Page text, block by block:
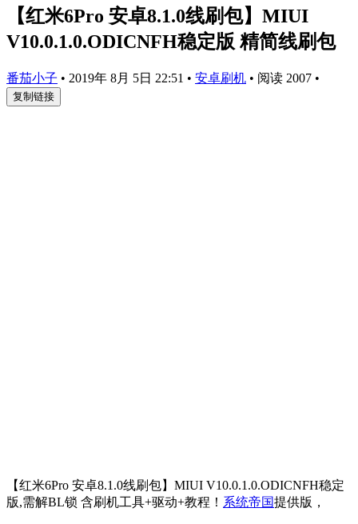
【红米6Pro 安卓8.1.0线刷包】MIUI
V10.0.1.0.ODICNFH稳定版 精简线刷包
番茄小子 • 2019年 8月 5日 22:51 • 安卓刷机 • 阅读 2007 •
复制链接
【红米6Pro 安卓8.1.0线刷包】MIUI V10.0.1.0.ODICNFH稳定
版,需解BL锁 含刷机工具+驱动+教程！ 系统帝国提供版，